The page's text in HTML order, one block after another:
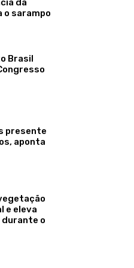
da
o sarampo
Brasil
presente
aponta
e eleva
durante o